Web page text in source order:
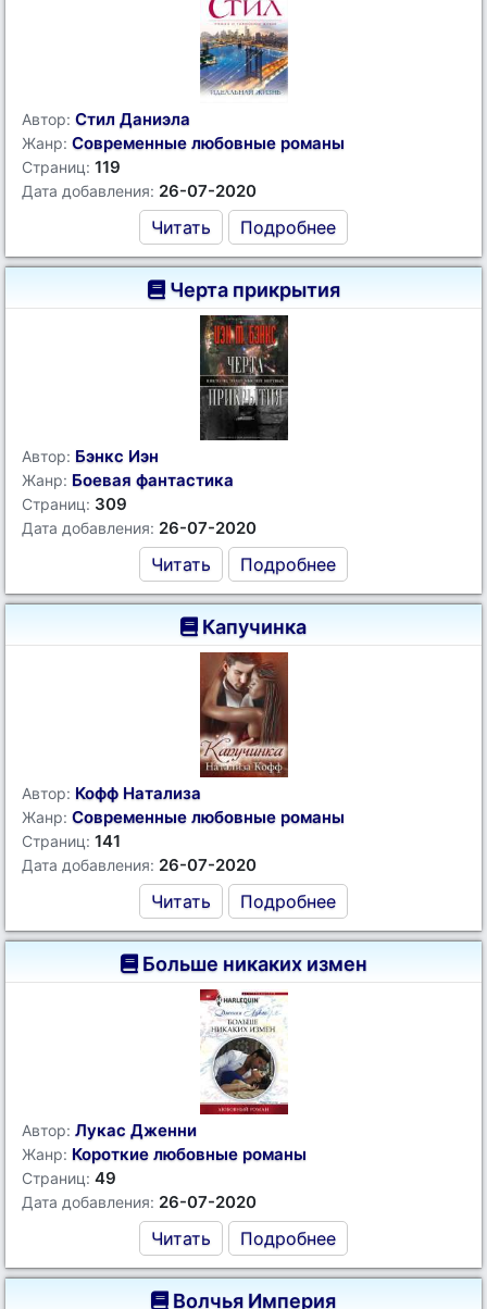
Автор: Стил Даниэла
Жанр: Современные любовные романы
Страниц: 119
Дата добавления: 26-07-2020
Читать Подробнее
Черта прикрытия
Автор: Бэнкс Иэн
Жанр: Боевая фантастика
Страниц: 309
Дата добавления: 26-07-2020
Читать Подробнее
Капучинка
Автор: Кофф Натализа
Жанр: Современные любовные романы
Страниц: 141
Дата добавления: 26-07-2020
Читать Подробнее
Больше никаких измен
Автор: Лукас Дженни
Жанр: Короткие любовные романы
Страниц: 49
Дата добавления: 26-07-2020
Читать Подробнее
Волчья Империя